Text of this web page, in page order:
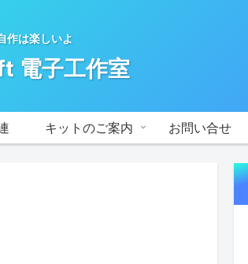
作は楽しいよ
電子工作室
キットのご案内 お問い合せ